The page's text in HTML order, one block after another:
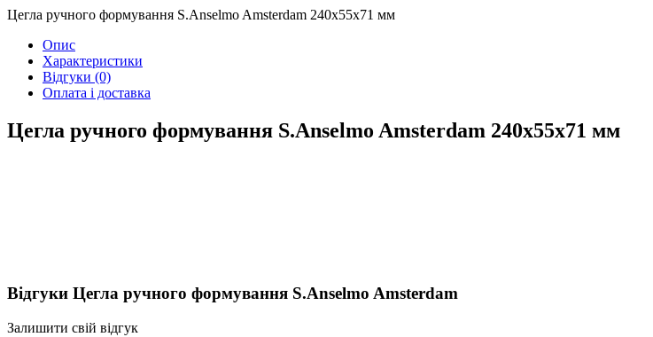
Цегла ручного формування S.Anselmo Amsterdam 240х55х71 мм
Опис
Характеристики
Відгуки (0)
Оплата і доставка
Цегла ручного формування S.Anselmo Amsterdam 240х55х71 мм
Відгуки Цегла ручного формування S.Anselmo Amsterdam
Залишити свій відгук